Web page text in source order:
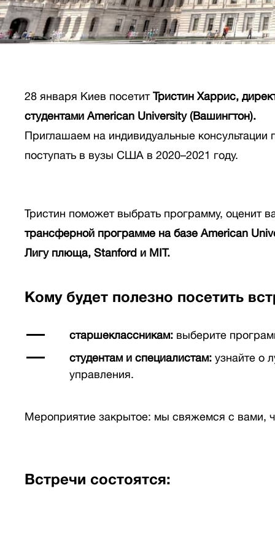
28 января Киев посетитТристин Харрис,
студентами American University (Вашингтон).
Приглашаем на индивидуальные консультации
поступать в вузы США в 2020–2021 году.
Тристин поможет выбрать программу, оценит
трансферной программе на базе American
Лигу плюща, Stanford и MIT.
Кому будет полезно посетить
старшеклассникам: выберите
студентам и специалистам: узнайте о
управления.
Мероприятие закрытое: мы свяжемся с вами,
Встречи состоятся: